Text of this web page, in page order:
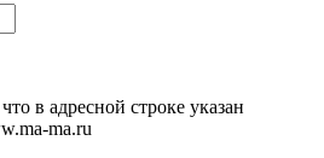
в адресной строке указан
ma.ru